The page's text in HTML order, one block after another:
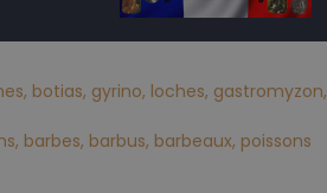
botias, gyrino, loches, gastromyzon,
barbes, barbus, barbeaux, poissons